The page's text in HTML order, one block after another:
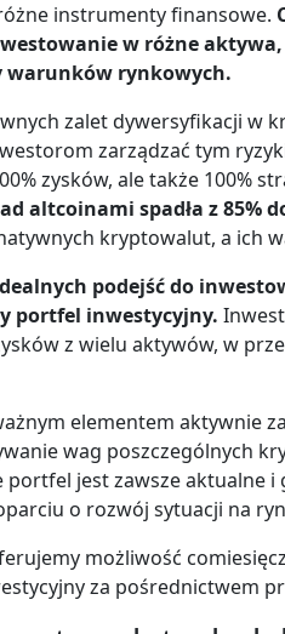
instrumenty finansowe.
w różne
warunków rynkowych.
zalet dywersyfikacji
zarządzać tym
zysków, ale także 100%
altcoinami spadła z 85%
kryptowalut, a ich
podejść do
portfel inwestycyjny.
z wielu aktywów, w
elementem aktywnie
wag poszczególnych
portfel jest zawsze aktualne
o rozwój sytuacji na
możliwość
za pośrednictwem